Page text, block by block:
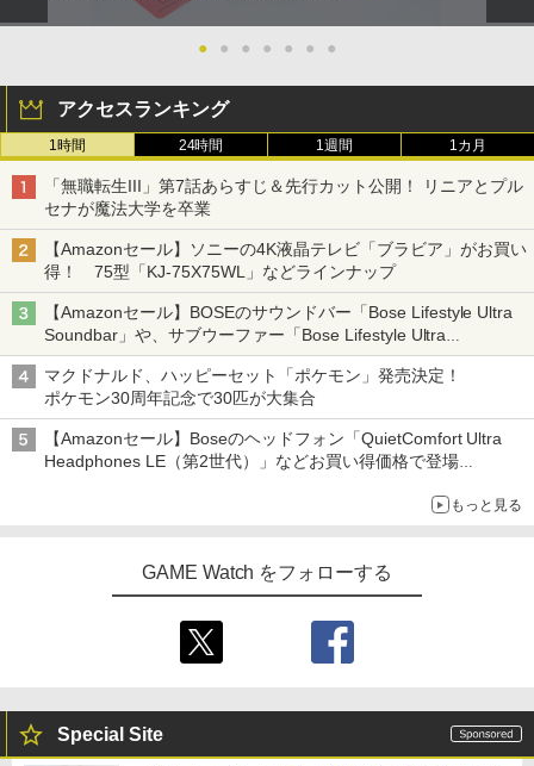
● ● ● ● ● ● ●
アクセスランキング
1時間 24時間 1週間 1カ月
「無職転生III」第7話あらすじ＆先行カット公開！ リニアとプル
セナが魔法大学を卒業
【Amazonセール】ソニーの4K液晶テレビ「ブラビア」がお買い
得！ 75型「KJ-75X75WL」などラインナップ
【Amazonセール】BOSEのサウンドバー「Bose Lifestyle Ultra
Soundbar」や、サブウーファー「Bose Lifestyle Ultra
Subwoofer」などお買い得！
マクドナルド、ハッピーセット「ポケモン」発売決定！
ポケモン30周年記念で30匹が大集合
【Amazonセール】Boseのヘッドフォン「QuietComfort Ultra
Headphones LE（第2世代）」などお買い得価格で登場
もっと見る
GAME Watch をフォローする
Special Site